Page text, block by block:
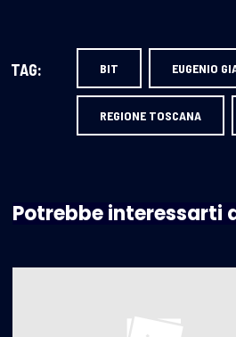
TAG: BIT EUGENIO
REGIONE TOSCANA
Potrebbe interessarti